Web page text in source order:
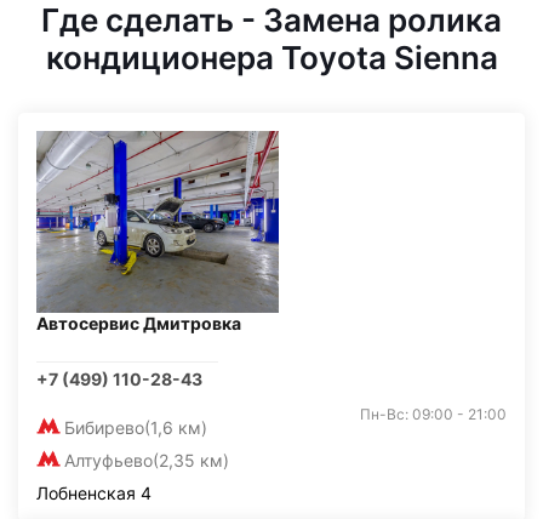
Где сделать - Замена ролика
кондиционера Toyota Sienna
Автосервис Дмитровка
+7 (499) 110-28-43
Бибирево(1,6 км)
Алтуфьево(2,35 км)
Пн-Вс: 09:00 - 21:00
Лобненская 4